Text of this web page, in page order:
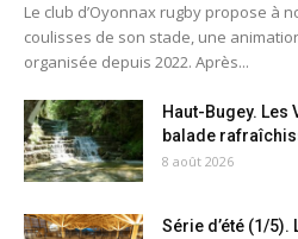
Le club d’Oyonnax rugby propose à
coulisses de son stade, une
organisée depuis 2022. Après...
Haut-Bugey. Les
balade
8 août 2026
Série d’été (1/